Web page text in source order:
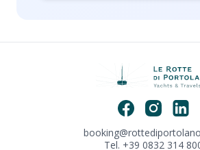
Tel. +39 0832 314